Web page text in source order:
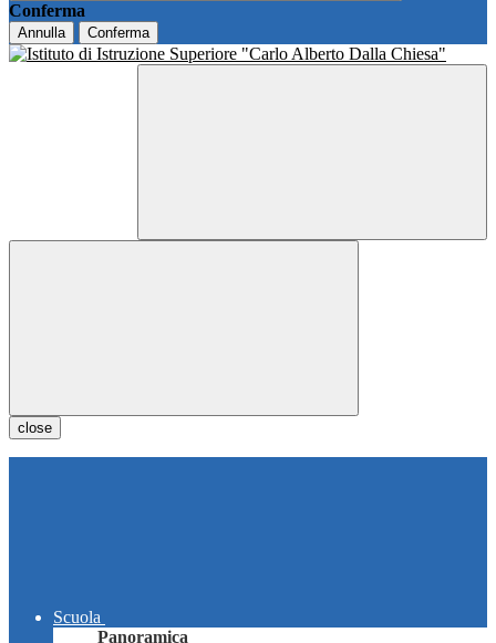
Conferma
Annulla Conferma
close
Scuola
Panoramica